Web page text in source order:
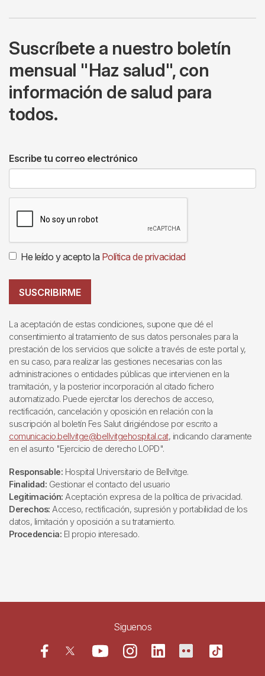
Suscríbete a nuestro boletín
mensual "Haz salud", con
información de salud para
todos.
Escribe tu correo electrónico
He leído y acepto la Política de privacidad
SUSCRIBIRME
La aceptación de estas condiciones, supone que dé el
consentimiento al tratamiento de sus datos personales para la
prestación de los servicios que solicite a través de este portal y,
en su caso, para realizar las gestiones necesarias con las
administraciones o entidades públicas que intervienen en la
tramitación, y la posterior incorporación al citado fichero
automatizado. Puede ejercitar los derechos de acceso,
rectificación, cancelación y oposición en relación con la
suscripción al boletín Fes Salut dirigiéndose por escrito a
comunicacio.bellvitge@bellvitgehospital.cat, indicando claramente
en el asunto "Ejercicio de derecho LOPD".
Responsable: Hospital Universitario de Bellvitge.
Finalidad: Gestionar el contacto del usuario
Legitimación: Aceptación expresa de la política de privacidad.
Derechos: Acceso, rectificación, supresión y portabilidad de los
datos, limitación y oposición a su tratamiento.
Procedencia: El propio interesado.
Siguenos